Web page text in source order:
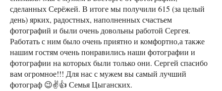
сделанных Серёжей. В итоге мы получили 615 (за целый
день) ярких, радостных, наполненных счастьем
фотографий и были очень довольны работой Сергея.
Работать с ним было очень приятно и комфортно,а также
нашим гостям очень понравились наши фотографии и
фотографии на которых были только они. Сергей спасибо
вам огромное!!! Для нас с мужем вы самый лучший
фотограф 😉✌👍 Семья Цыганских.